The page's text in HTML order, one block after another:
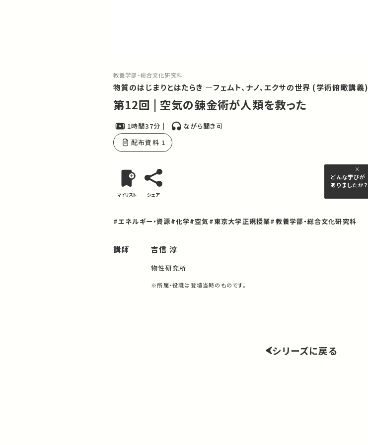
教養学部・総合文化研究科
物質のはじまりとはたらき ―フェムト、ナノ、エクサの世界 (学術俯瞰講義)
第12回 | 空気の錬金術が人類を救った
1時間37分
ながら聞き可
配布資料 1
マイリスト シェア
どんな学びが
ありましたか？
#エネルギー・資源#化学#空気#東京大学正規授業#教養学部・総合文化研究科
講師 吉信 淳
物性研究所
※所属・役職は登壇当時のものです。
シリーズに戻る